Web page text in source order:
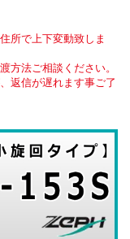
所で上下変動致しま
方法ご相談ください。
返信が遅れます事ご了